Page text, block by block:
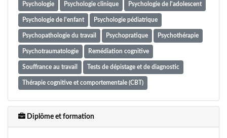
Psychologie Psychologie clinique Psychologie de l'adolescent
Psychologie de l'enfant Psychologie pédiatrique
Psychopathologie du travail Psychopratique Psychothérapie
Psychotraumatologie Remédiation cognitive
Souffrance au travail Tests de dépistage et de diagnostic
Thérapie cognitive et comportementale (CBT)
Thérapie d'acceptation et d'engagement (ACT)
Diplôme et formation